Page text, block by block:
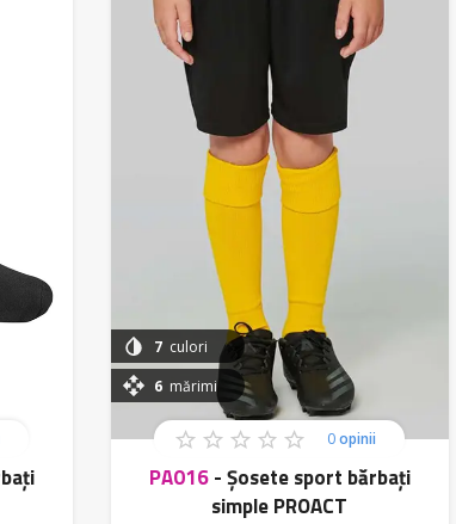
0opinii
6mărimi
7culori
PA016-Șosete sport bărbați
simple PROACT